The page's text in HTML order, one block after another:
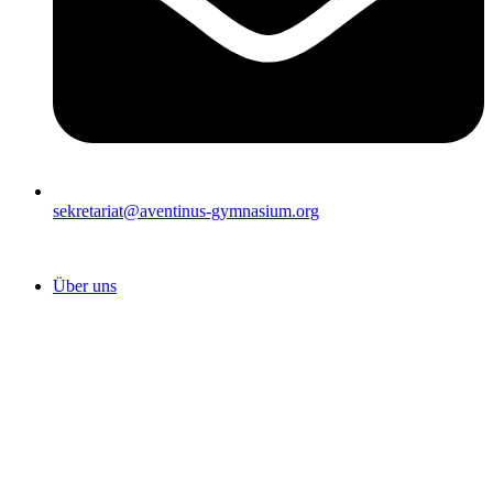
sekretariat@aventinus-gymnasium.org
Über uns